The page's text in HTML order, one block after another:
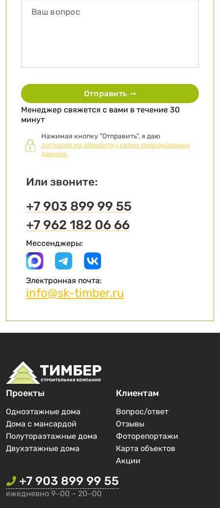
Отправить ➞
Менеджер свяжется с вами в течение 30
минут
Нажимая кнопку "Отправить", я даю
согласие на обработку своих персональных
данных.
Или звоните:
+7 903 899 99 55
+7 962 182 06 66
Мессенджеры:
Электронная почта:
info@sk-timber.ru
Проекты
Одноэтажные дома
Дома с мансардой
Полутораэтажные дома
Двухэтажные дома
Клиентам
Вопрос/ответ
Отзывы
Фоторепортажи
Карта объектов
Акции
+7 903 899 99 55
ежедневно 9‒00 – 20‒00